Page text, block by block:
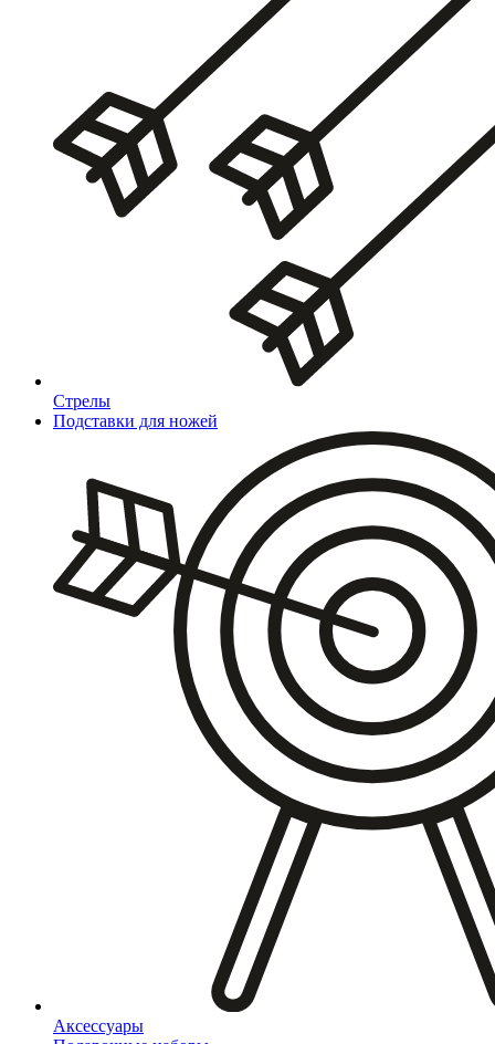
Стрелы
Подставки для ножей
Аксессуары